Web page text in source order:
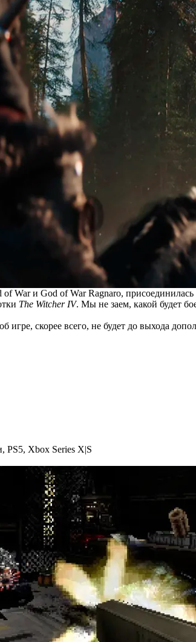
War и God of War Ragnaro, присоединилась
The Witcher IV. Мы не заем, какой будет
скорее всего, не будет до выхода
, PS5, Xbox Series X|S